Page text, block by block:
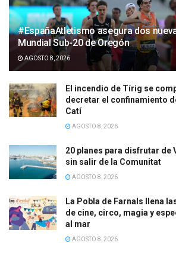
#EspañaAtletismo asegura dos
Mundial Sub-20 de Oregón
AGOSTO 8, 2026
El incendio de Tírig se
decretar el confinamiento
Catí
AGOSTO 8, 2026
20 planes para disfrutar de
sin salir de la Comunitat
AGOSTO 8, 2026
La Pobla de Farnals llena
de cine, circo, magia y
al mar
AGOSTO 8, 2026